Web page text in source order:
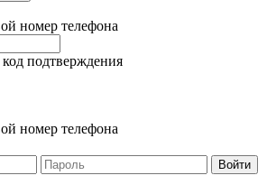
номер телефона
подтверждения
номер телефона